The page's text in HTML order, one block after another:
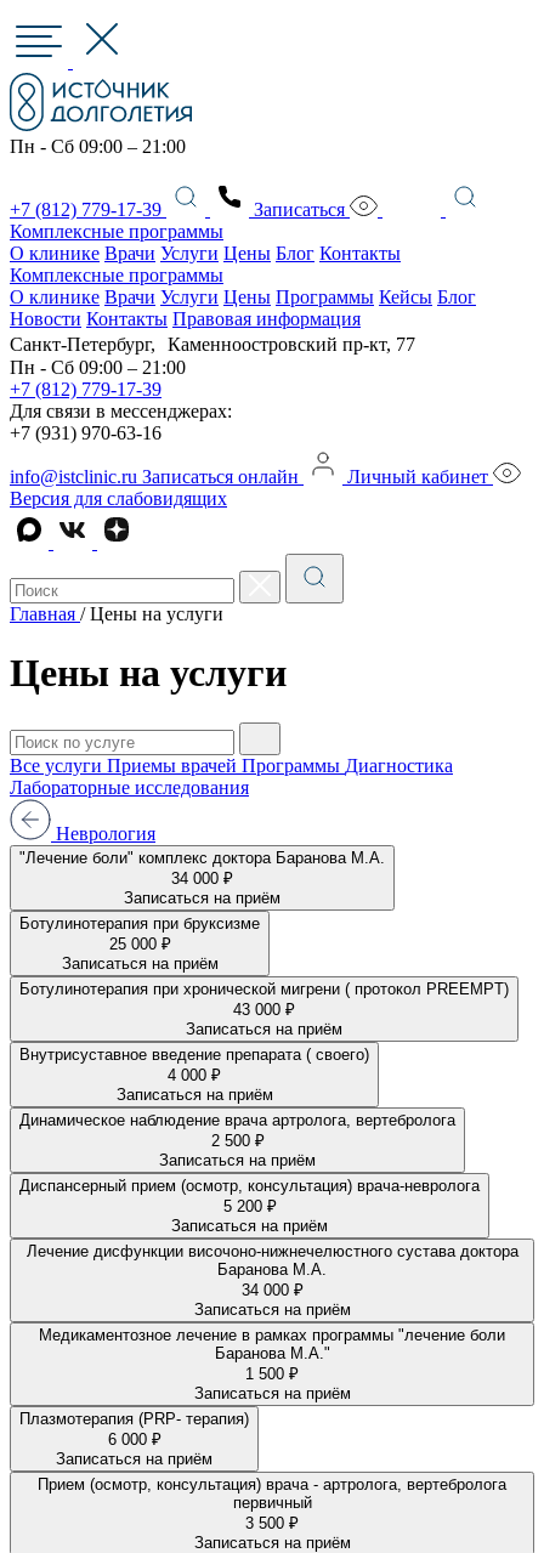
Пн - Сб 09:00 – 21:00
+7 (812) 779-17-39
Записаться
Комплексные программы
О клинике Врачи Услуги Цены Блог Контакты
Комплексные программы
О клинике Врачи Услуги Цены Программы Кейсы Блог
Новости Контакты Правовая информация
Санкт-Петербург, Каменноостровский пр-кт, 77
Пн - Сб 09:00 – 21:00
+7 (812) 779-17-39
Для связи в мессенджерах:
+7 (931) 970-63-16
info@istclinic.ru Записаться онлайн
Личный кабинет
Версия для слабовидящих
Главная / Цены на услуги
Цены на услуги
Все услуги Приемы врачей Программы Диагностика
Лабораторные исследования
Неврология
"Лечение боли" комплекс доктора Баранова М.А.
34 000 ₽
Записаться на приём
Ботулинотерапия при бруксизме
25 000 ₽
Записаться на приём
Ботулинотерапия при хронической мигрени ( протокол PREEMPT)
43 000 ₽
Записаться на приём
Внутрисуставное введение препарата ( своего)
4 000 ₽
Записаться на приём
Динамическое наблюдение врача артролога, вертебролога
2 500 ₽
Записаться на приём
Диспансерный прием (осмотр, консультация) врача-невролога
5 200 ₽
Записаться на приём
Лечение дисфункции височоно-нижнечелюстного сустава доктора
Баранова М.А.
34 000 ₽
Записаться на приём
Медикаментозное лечение в рамках программы "лечение боли
Баранова М.А."
1 500 ₽
Записаться на приём
Плазмотерапия (PRP- терапия)
6 000 ₽
Записаться на приём
Прием (осмотр, консультация) врача - артролога, вертебролога
первичный
3 500 ₽
Записаться на приём